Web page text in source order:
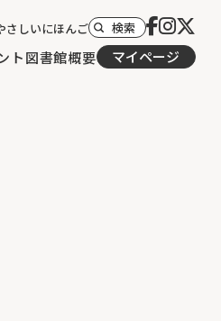
ト図書館概要 マイページ
さしいにほんご 検索